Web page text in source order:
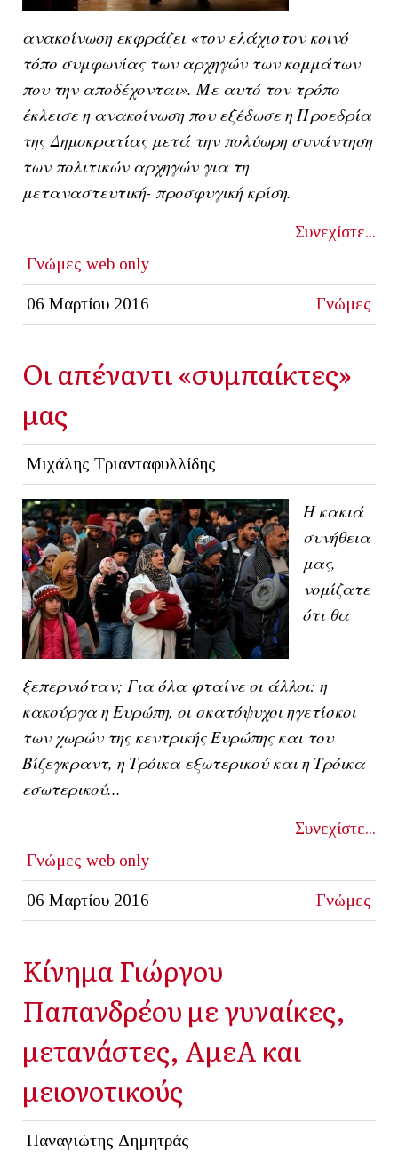
ανακοίνωση εκφράζει «τον ελάχιστον κοινό
τόπο συμφωνίας των αρχηγών των κομμάτων
που την αποδέχονται». Με αυτό τον τρόπο
έκλεισε η ανακοίνωση που εξέδωσε η Προεδρία
της Δημοκρατίας μετά την πολύωρη συνάντηση
των πολιτικών αρχηγών για τη
μεταναστευτική- προσφυγική κρίση.
Συνεχίστε...
Γνώμες web only
06 Μαρτίου 2016 Γνώμες
Οι απέναντι «συμπαίκτες»
μας
Μιχάλης Τριανταφυλλίδης
Η κακιά
συνήθεια
μας,
νομίζατε
ότι θα
ξεπερνιόταν; Για όλα φταίνε οι άλλοι: η
κακούργα η Ευρώπη, οι σκατόψυχοι ηγετίσκοι
των χωρών της κεντρικής Ευρώπης και του
Βίζεγκραντ, η Τρόικα εξωτερικού και η Τρόικα
εσωτερικού...
Συνεχίστε...
Γνώμες web only
06 Μαρτίου 2016 Γνώμες
Κίνημα Γιώργου
Παπανδρέου με γυναίκες,
μετανάστες, ΑμεΑ και
μειονοτικούς
Παναγιώτης Δημητράς